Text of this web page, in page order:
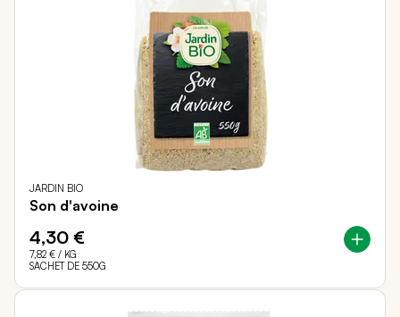
JARDIN BIO
Son d'avoine
4,30 €
7,82 € / KG
SACHET DE 550G